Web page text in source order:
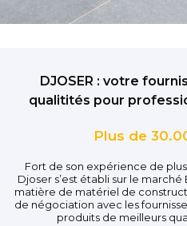
DJOSER : votre
qualitités pour
Plus de
Fort de son expérience de plus
Djoser s’est établi sur le
matière de matériel de
de négociation avec les
produits de meilleurs